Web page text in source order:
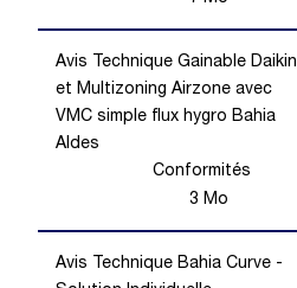
Avis Technique Gainable Daikin
et Multizoning Airzone avec
VMC simple flux hygro Bahia
Aldes
Conformités
3 Mo
Avis Technique Bahia Curve -